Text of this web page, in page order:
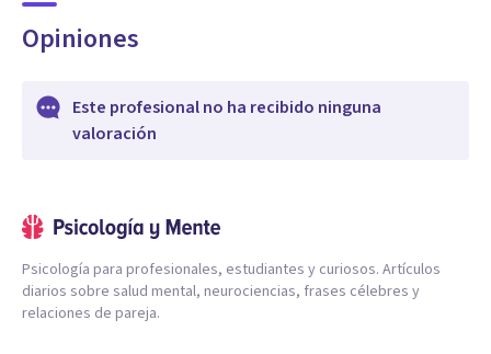
Opiniones
Este profesional no ha recibido ninguna
valoración
Psicología para profesionales, estudiantes y curiosos. Artículos
diarios sobre salud mental, neurociencias, frases célebres y
relaciones de pareja.